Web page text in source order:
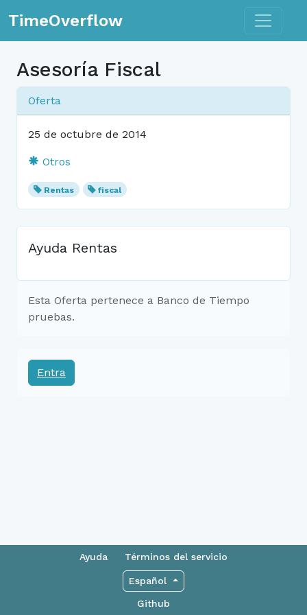
TimeOverflow Toggle
Asesoría Fiscal
Oferta
25 de octubre de 2014
Otros
Rentas fiscal
Ayuda Rentas
Esta Oferta pertenece a Banco de Tiempo
pruebas.
Entra
Ayuda Términos del servicio
Español
Github